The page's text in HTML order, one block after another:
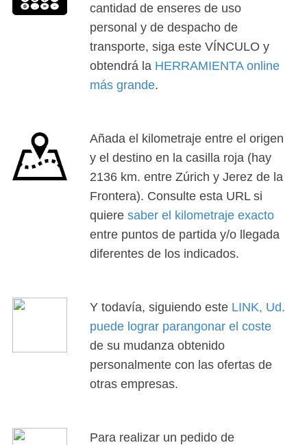
cantidad de enseres de uso
personal y de despacho de
transporte, siga este VÍNCULO y
obtendrá la HERRAMIENTA online
más grande.
Añada el kilometraje entre el origen
y el destino en la casilla roja (hay
2136 km. entre Zúrich y Jerez de la
Frontera). Consulte esta URL si
quiere saber el kilometraje exacto
entre puntos de partida y/o llegada
diferentes de los indicados.
Y todavía, siguiendo este LINK, Ud.
puede lograr parangonar el coste
de su mudanza obtenido
personalmente con las ofertas de
otras empresas.
Para realizar un pedido de